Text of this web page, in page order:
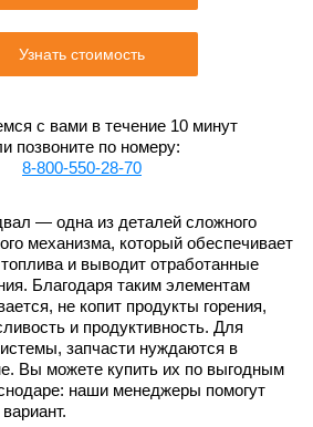
Узнать стоимость
с вами в течение 10 минут
позвоните по номеру:
8-800-550-28-70
— одна из деталей сложного
механизма, который обеспечивает
и выводит отработанные
Благодаря таким элементам
не копит продукты горения,
и продуктивность. Для
запчасти нуждаются в
Вы можете купить их по выгодным
наши менеджеры помогут